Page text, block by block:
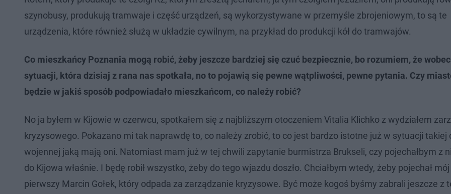
szynobusy, produkują tramwaje i część urządzeń, są wykorzystywane w przemyśle zbrojeniowym, to są te
urządzenia, które również służą w układzie cywilnym, na przykład do produkcji kół do tramwajów.
Co mieszkańcy Poznania mogą robić, żeby jeszcze bardziej się czuć bezpiecznie, bo rozumiem, że
sytuacji, która dzisiaj z rana nas spotkała, no to pojawią się pewne wątpliwości, pewne pytania. Czy
będzie w jakiś sposób podpowiadało mieszkańcom, co należy robić?
No ja byłem w Kijowie w czerwcu, spotkałem się z najbliższym otoczeniem Vitalia Klichko z wydziałem
kryzysowego. Pokazano mi tak naprawdę to, co należy zrobić, to co jest bardzo istotne już w sytuacji takiej
wojennej jaką mają oni. Natomiast mam już w tej chwili zapytanie burmistrza Brukseli, czy pojechałbym z
do Kijowa właśnie. I będę robił wszystko, żeby do tego wjazdu doszło. Chciałbym wtedy, żeby pojechał
pierwszy Marcin Gołek, który odpada za zarządzanie kryzysowe. Być może kogoś byśmy zabrali jeszcze z